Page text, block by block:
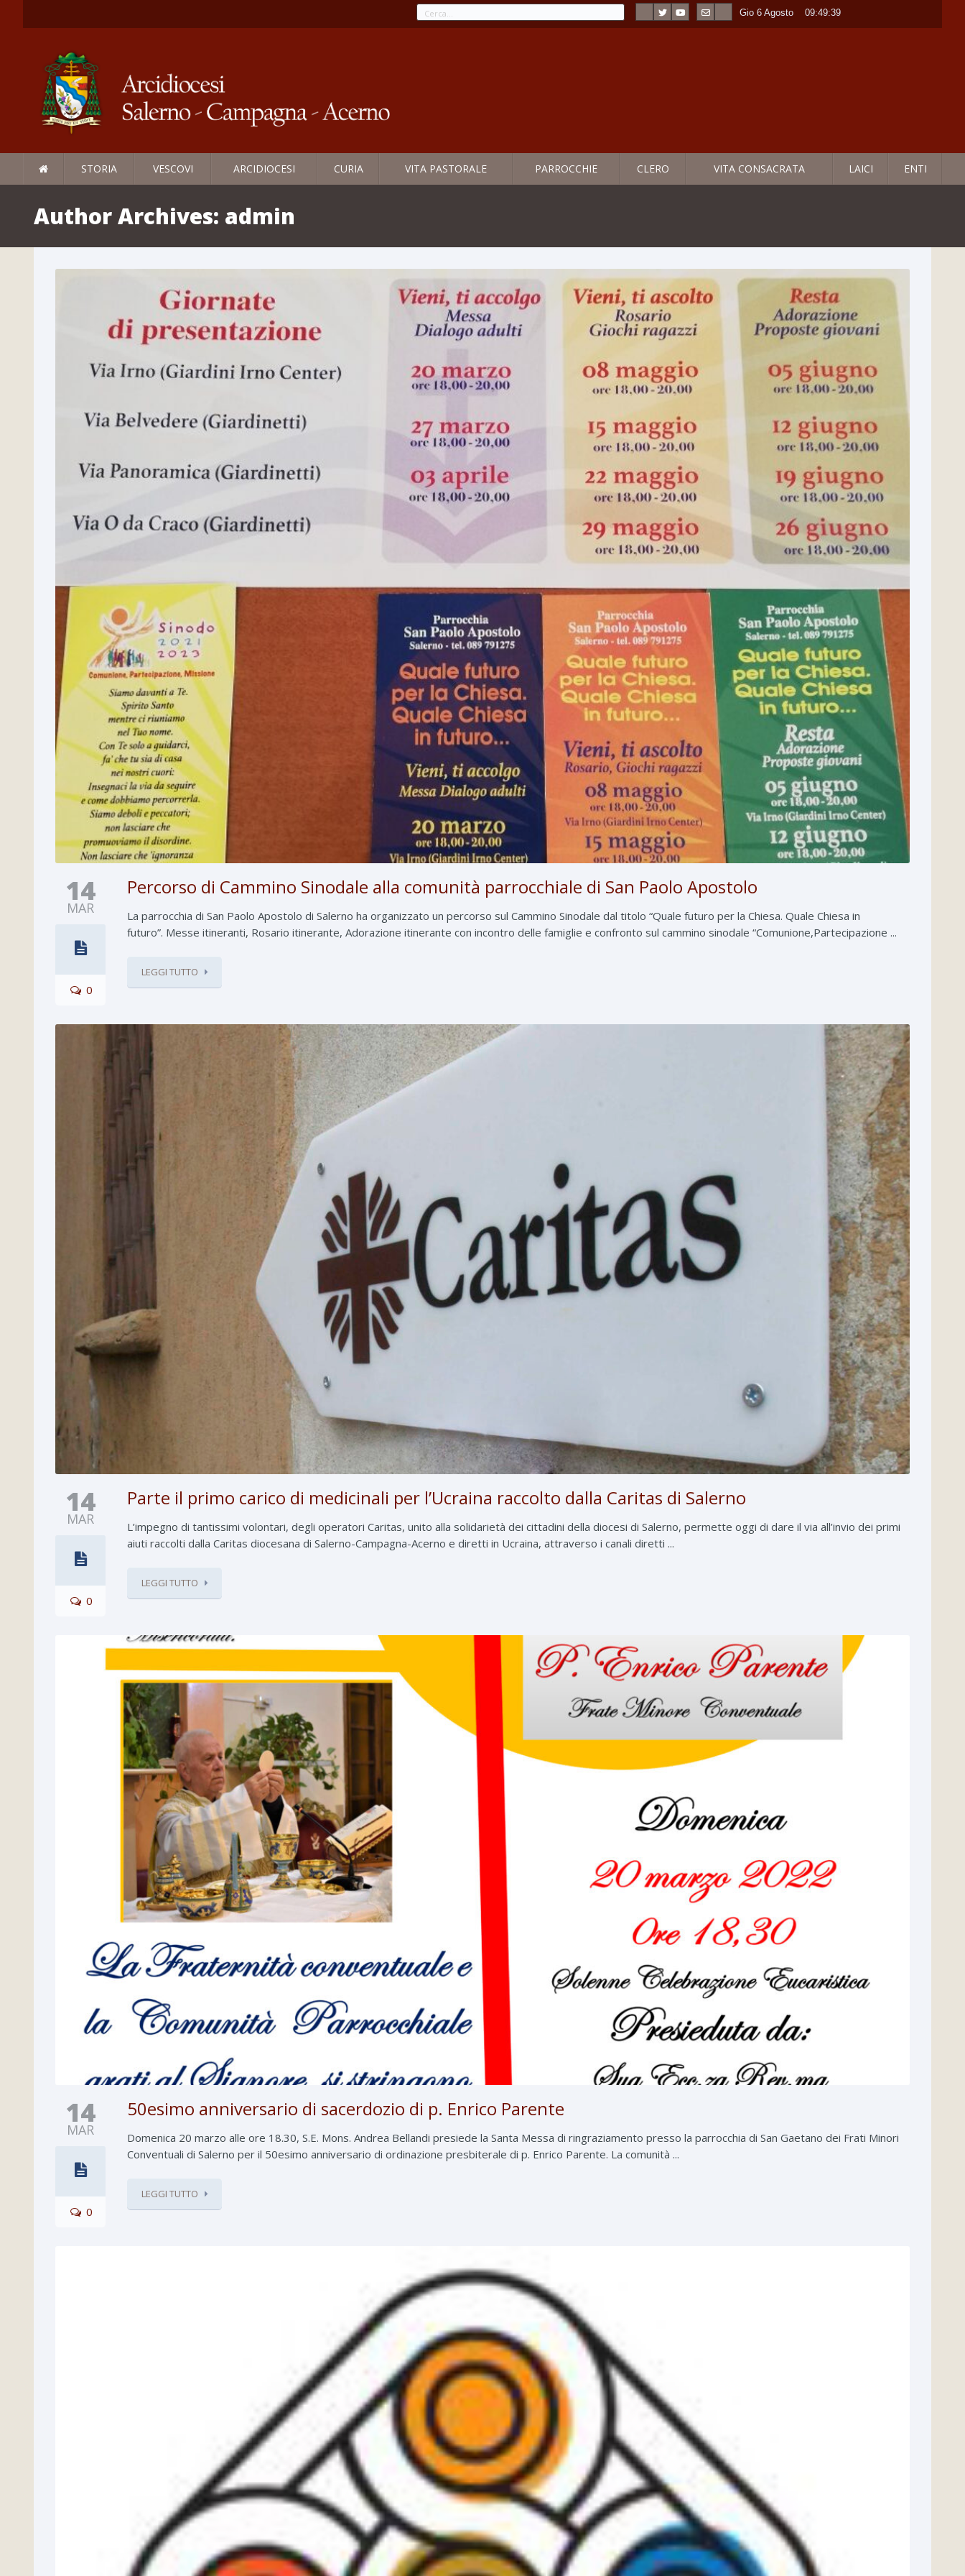
Gio 6 Agosto ----09:49:41
STORIA VESCOVI ARCIDIOCESI CURIA VITA PASTORALE PARROCCHIE CLERO VITA CONSACRATA LAICI ENTI
Author Archives: admin
14
MAR
0
Percorso di Cammino Sinodale alla comunità parrocchiale di San Paolo Apostolo
La parrocchia di San Paolo Apostolo di Salerno ha organizzato un percorso sul Cammino Sinodale dal titolo “Quale futuro per la Chiesa. Quale Chiesa in
futuro”. Messe itineranti, Rosario itinerante, Adorazione itinerante con incontro delle famiglie e confronto sul cammino sinodale “Comunione,Partecipazione ...
LEGGI TUTTO
14
MAR
0
Parte il primo carico di medicinali per l’Ucraina raccolto dalla Caritas di Salerno
L’impegno di tantissimi volontari, degli operatori Caritas, unito alla solidarietà dei cittadini della diocesi di Salerno, permette oggi di dare il via all’invio dei primi
aiuti raccolti dalla Caritas diocesana di Salerno-Campagna-Acerno e diretti in Ucraina, attraverso i canali diretti ...
LEGGI TUTTO
14
MAR
0
50esimo anniversario di sacerdozio di p. Enrico Parente
Domenica 20 marzo alle ore 18.30, S.E. Mons. Andrea Bellandi presiede la Santa Messa di ringraziamento presso la parrocchia di San Gaetano dei Frati Minori
Conventuali di Salerno per il 50esimo anniversario di ordinazione presbiterale di p. Enrico Parente. La comunità ...
LEGGI TUTTO